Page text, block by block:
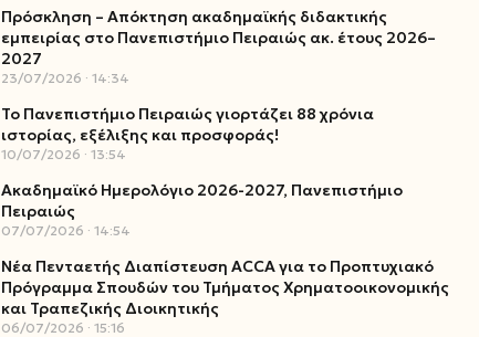
Πρόσκληση – Απόκτηση ακαδημαϊκής διδακτικής
εμπειρίας στο Πανεπιστήμιο Πειραιώς ακ. έτους 2026–
2027
23/07/2026 14:34
Το Πανεπιστήμιο Πειραιώς γιορτάζει 88 χρόνια
ιστορίας, εξέλιξης και προσφοράς!
10/07/2026 13:54
Ακαδημαϊκό Ημερολόγιο 2026-2027, Πανεπιστήμιο
Πειραιώς
07/07/2026 14:54
Νέα Πενταετής Διαπίστευση ACCA για το Προπτυχιακό
Πρόγραμμα Σπουδών του Τμήματος Χρηματοοικονομικής
και Τραπεζικής Διοικητικής
06/07/2026 15:16